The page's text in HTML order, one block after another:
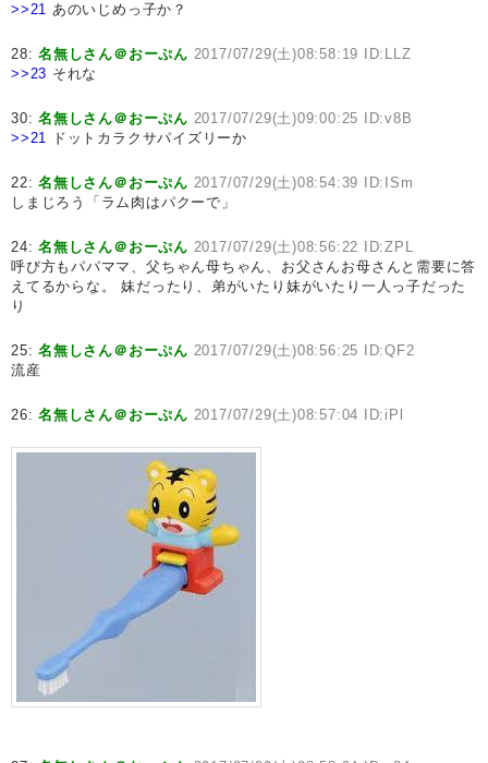
>>21 あのいじめっ子か？
28:名無しさん＠おーぷん 2017/07/29(土)08:58:19 ID:LLZ
>>23 それな
30:名無しさん＠おーぷん 2017/07/29(土)09:00:25 ID:v8B
>>21 ドットカラクサパイズリーか
22:名無しさん＠おーぷん 2017/07/29(土)08:54:39 ID:ISm
しまじろう「ラム肉はパクーで」
24:名無しさん＠おーぷん 2017/07/29(土)08:56:22 ID:ZPL
呼び方もパパママ、父ちゃん母ちゃん、お父さんお母さんと需要に答
えてるからな。 妹だったり、弟がいたり妹がいたり一人っ子だった
り
25:名無しさん＠おーぷん 2017/07/29(土)08:56:25 ID:QF2
流産
26:名無しさん＠おーぷん 2017/07/29(土)08:57:04 ID:iPl